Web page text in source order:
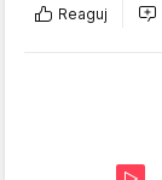
Reaguj